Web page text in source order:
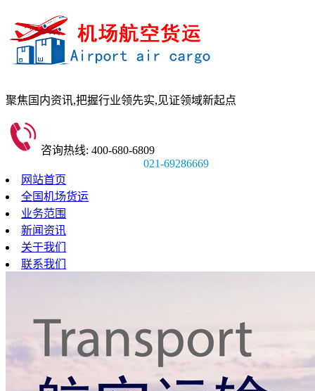
聚焦国内资讯,把握行业领先实,见证领域新起点
咨询热线: 400-680-6809
021-69286669
网站首页
全国机场货运
业务范围
新闻资讯
关于我们
联系我们